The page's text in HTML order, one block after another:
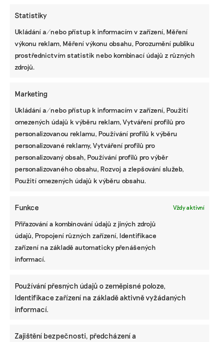
Statistiky
Ukládání a/nebo přístup k informacím v zařízení, Měření
výkonu reklam, Měření výkonu obsahu, Porozumění publiku
prostřednictvím statistik nebo kombinací údajů z různých
zdrojů.
Marketing
Ukládání a/nebo přístup k informacím v zařízení, Použití
omezených údajů k výběru reklam, Vytváření profilů pro
personalizovanou reklamu, Používání profilů k výběru
personalizované reklamy, Vytváření profilů pro
personalizovaný obsah, Používání profilů pro výběr
personalizovaného obsahu, Rozvoj a zlepšování služeb,
Použití omezených údajů k výběru obsahu.
Funkce Vždy aktivní
Přiřazování a kombinování údajů z jiných zdrojů
údajů, Propojení různých zařízení, Identifikace
zařízení na základě automaticky přenášených
informací.
Používání přesných údajů o zeměpisné poloze,
Identifikace zařízení na základě aktivně vyžádaných
informací.
Zajištění bezpečnosti, předcházení a
KOMERČNÍ SDĚLENÍ
BRANDNEWS
způsob, jak řídit firmu do budoucna a zvyšovat
její hodnotu, říká expertka